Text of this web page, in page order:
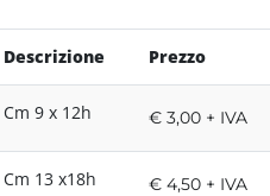
Descrizione Prezzo
Cm 9 x 12h € 3,00 + IVA
Cm 13 x18h € 4,50 + IVA